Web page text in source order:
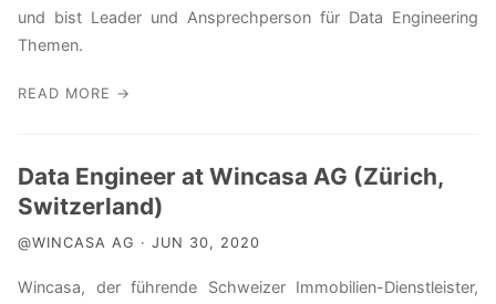
und bist Leader und Ansprechperson für Data Engineering
Themen.
READ MORE →
Data Engineer at Wincasa AG (Zürich,
Switzerland)
@WINCASA AG · JUN 30, 2020
Wincasa, der führende Schweizer Immobilien-Dienstleister,